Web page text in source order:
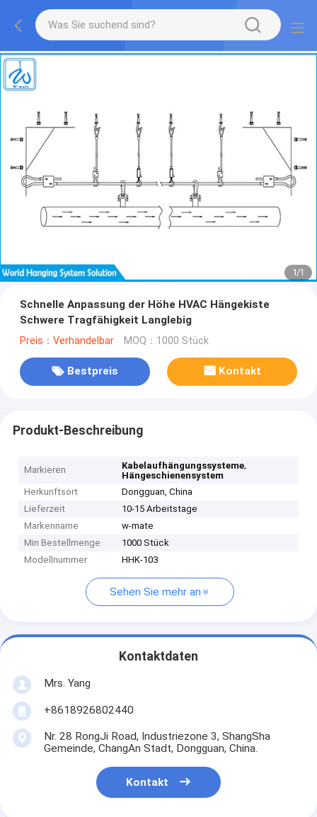
1/1
Schnelle Anpassung der Höhe HVAC Hängekiste
Schwere Tragfähigkeit Langlebig
Preis：Verhandelbar MOQ：1000 Stück
Bestpreis Kontakt
Produkt-Beschreibung
Markieren Kabelaufhängungssysteme,
Hängeschienensystem
Herkunftsort
Dongguan, China
Lieferzeit
10-15 Arbeitstage
Markenname
w-mate
Min Bestellmenge
1000 Stück
Modellnummer
HHK-103
Sehen Sie mehr an
Kontaktdaten
Mrs. Yang
+8618926802440
Nr. 28 RongJi Road, Industriezone 3, ShangSha
Gemeinde, ChangAn Stadt, Dongguan, China.
Kontakt